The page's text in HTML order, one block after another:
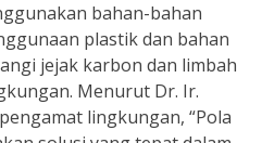
bahan-bahan
plastik dan bahan
jejak karbon dan limbah
Menurut Dr. Ir.
lingkungan, “Pola